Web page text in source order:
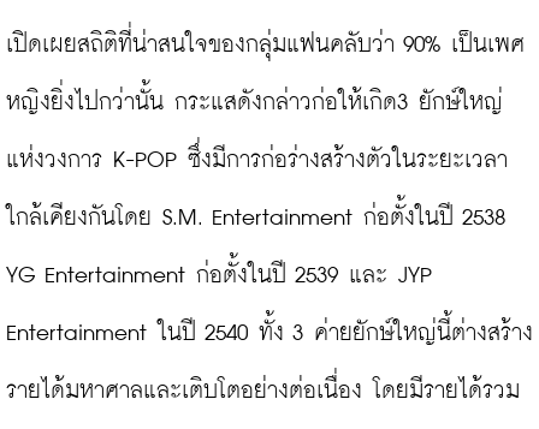
เปิดเผยสถิติที่น่าสนใจของกลุ่มแฟนคลับว่า 90% เป็นเพศ
หญิงยิ่งไปกว่านั้น กระแสดังกล่าวก่อให้เกิด3 ยักษ์ใหญ่
แห่งวงการ K-POP ซึ่งมีการก่อร่างสร้างตัวในระยะเวลา
ใกล้เคียงกันโดย S.M. Entertainment ก่อตั้งในปี 2538
YG Entertainment ก่อตั้งในปี 2539 และ JYP
Entertainment ในปี 2540 ทั้ง 3 ค่ายยักษ์ใหญ่นี้ต่างสร้าง
รายได้มหาศาลและเติบโตอย่างต่อเนื่อง โดยมีรายได้รวม